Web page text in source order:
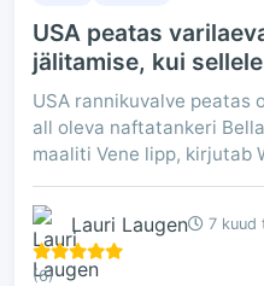
USA peatas
jälitamise, kui
USA rannikuvalve peatas
all oleva naftatankeri
maaliti Vene lipp, kirjutab
Lauri Laugen 7 kuud
(6)